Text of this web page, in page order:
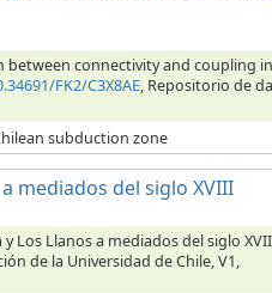
between connectivity and coupling
FK2/C3X8AE, Repositorio de
subduction zone
mediados del siglo XVIII
Los Llanos a mediados del siglo
de la Universidad de Chile, V1,